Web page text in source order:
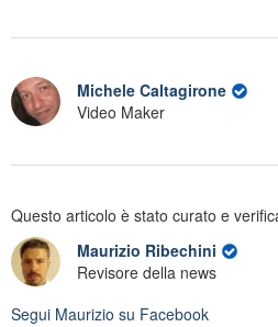
Michele Caltagirone
Video Maker
Questo articolo è stato curato e
Maurizio Ribechini
Revisore della news
Segui Maurizio su Facebook